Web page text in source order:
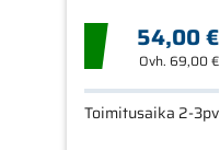
54,00 €
Ovh. 69,00 €
Toimitusaika 2-3pv